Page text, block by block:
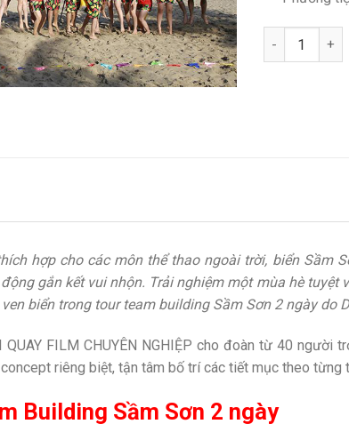
Tour Team
hợp cho các môn thể thao ngoài trời, biển Sầm
gắn kết vui nhộn. Trải nghiệm một mùa hè
biển trong tour team building Sầm Sơn 2 ngày do
QUAY FILM CHUYÊN NGHIỆP cho đoàn từ 40
riêng biệt, tận tâm bố trí các tiết mục theo từng
Building Sầm Sơn 2 ngày